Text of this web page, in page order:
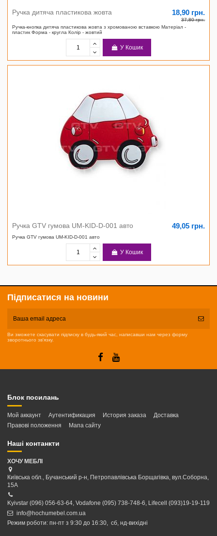
Ручка дитяча пластикова жовта 18,90 грн.
37,80 грн.
Ручка-кнопка дитяча пластикова жовта з хромованою вставкою Матеріал -
пластик Форма - кругла Колір - жовтий
У Кошик
Ручка GTV гумова UM-KID-D-001 авто 49,05 грн.
Ручка GTV гумова UM-KID-D-001 авто
У Кошик
Підписатися на новини
Ви зможете скасувати підписку в будь-який час, написавши нам через форму
зворотнього зв'язку.
Блок посилань
Мой аккаунт Аутентификация История заказа
Доставка
Правові положення
Мапа сайту
Наші контанкти
ХОЧУ МЕБЛІ
Київська обл., Бучанський р-н, Петропавлівська Борщагівка, вул.Соборна,
15А
Kyivstar (096) 056-63-64, Vodafone (095) 738-748-6, Lifecell (093)19-19-119
info@hochumebel.com.ua
Режим роботи: пн-пт з 9:30 до 16:30, сб, нд-вихідні